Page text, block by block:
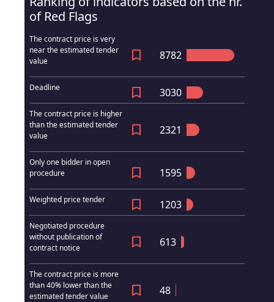
of Red Flags
The contract price is very
near the estimated tender
value
8782
Deadline 3030
The contract price is higher
than the estimated tender
value
2321
Only one bidder in open
procedure
1595
Weighted price tender 1203
Negotiated procedure
without publication of
contract notice
613
The contract price is more
than 40% lower than the
estimated tender value
48